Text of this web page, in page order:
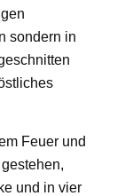
sondern in
Feuer und
und in vier